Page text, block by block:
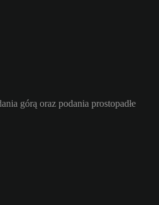
górą oraz podania prostopadłe